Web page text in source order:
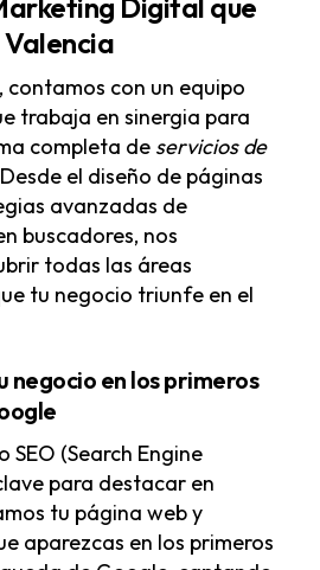
Digital que
contamos con un equipo
trabaja en sinergia para
completa de servicios de
el diseño de páginas
avanzadas de
buscadores, nos
todas las áreas
tu negocio triunfe en el
negocio en los primeros
SEO (Search Engine
para destacar en
tu página web y
aparezcas en los primeros